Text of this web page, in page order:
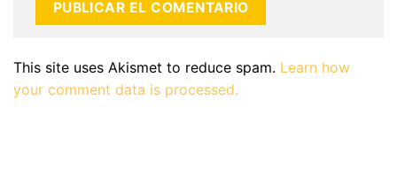
This site uses Akismet to reduce spam. Learn how
your comment data is processed.